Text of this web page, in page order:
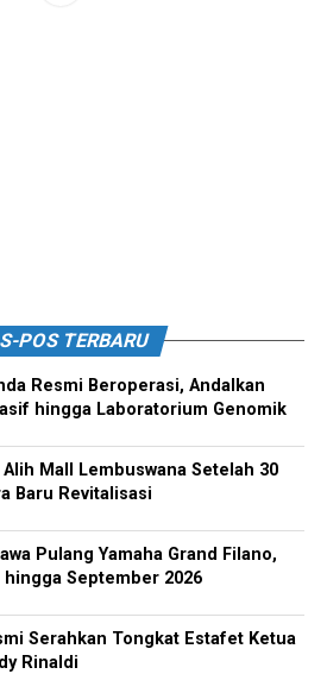
POS TERBARU
Resmi Beroperasi, Andalkan
hingga Laboratorium Genomik
Mall Lembuswana Setelah 30
Baru Revitalisasi
Pulang Yamaha Grand Filano,
September 2026
Serahkan Tongkat Estafet Ketua
Rinaldi